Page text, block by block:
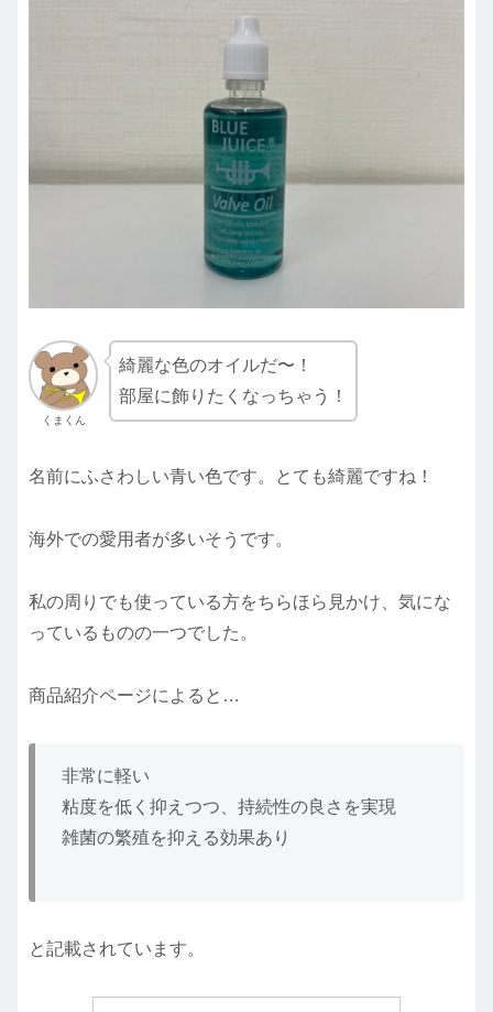
くまくん
綺麗な色のオイルだ〜！
部屋に飾りたくなっちゃう！
名前にふさわしい青い色です。とても綺麗ですね！
海外での愛用者が多いそうです。
私の周りでも使っている方をちらほら見かけ、気にな
っているものの一つでした。
商品紹介ページによると…
非常に軽い
粘度を低く抑えつつ、持続性の良さを実現
雑菌の繁殖を抑える効果あり
と記載されています。